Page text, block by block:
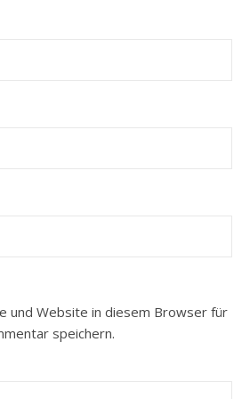
und Website in diesem Browser für
speichern.